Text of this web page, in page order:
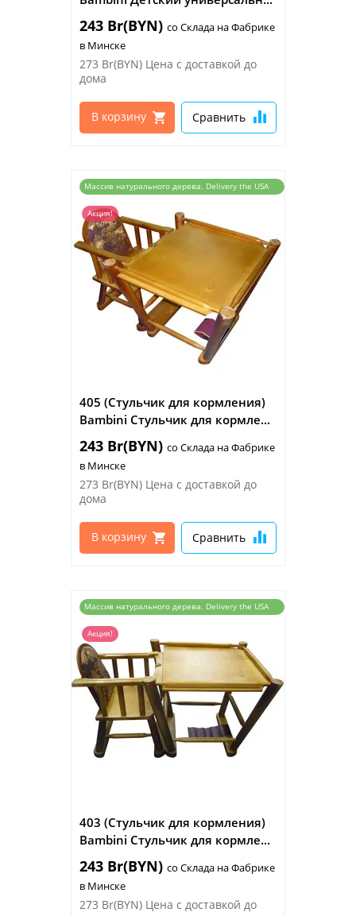
243 Br(BYN) со Склада на Фабрике
в Минске
273 Br(BYN) Цена с доставкой до
дома
В корзину Сравнить
Массив натурального дерева. Delivery the USA
Акция!
405 (Стульчик для кормления)
Bambini Стульчик для кормле...
243 Br(BYN) со Склада на Фабрике
в Минске
273 Br(BYN) Цена с доставкой до
дома
В корзину Сравнить
Массив натурального дерева. Delivery the USA
Акция!
403 (Стульчик для кормления)
Bambini Стульчик для кормле...
243 Br(BYN) со Склада на Фабрике
в Минске
273 Br(BYN) Цена с доставкой до